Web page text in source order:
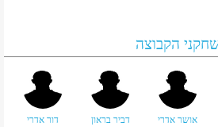
הקבוצה
אושר אדרי דביר בראון דור אדרי